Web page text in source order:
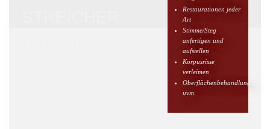
Restaurationen jeder
Art
Stimme/Steg
anfertigen und
aufstellen
Korpusrisse
verleimen
Oberflächenbehandlung
uvm.